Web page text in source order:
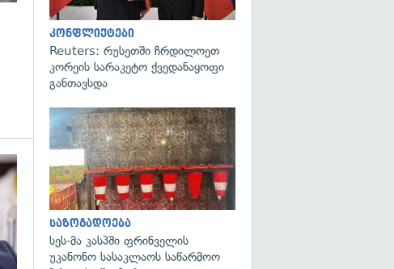
გადახედვა
კონფლიქტები
Reuters: რუსეთში ჩრდილოეთ
კორეის სარაკეტო ქვედანაყოფი
განთავსდა
საზოგადოება
სეს-მა კასპში ფრინველის
უკანონო სასაკლაოს საწარმოო